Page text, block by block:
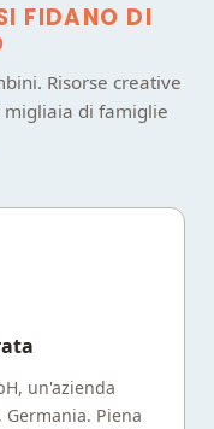
FIDANO DI
Risorse creative
di famiglie
un'azienda
Piena